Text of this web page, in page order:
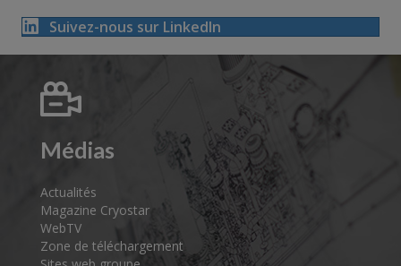
Suivez-nous sur LinkedIn
Médias
Actualités
Magazine Cryostar
WebTV
Zone de téléchargement